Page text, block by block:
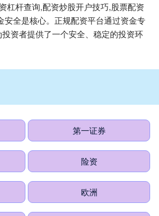
杠杆查询,配资炒股开户技巧,股票配资
安全是核心。正规配资平台通过资金专
资者提供了一个安全、稳定的投资环
第一证券
险资
欧洲